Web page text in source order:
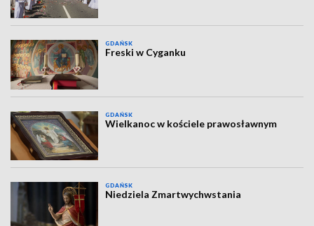
GDAŃSK
Freski w Cyganku
GDAŃSK
Wielkanoc w kościele prawosławnym
GDAŃSK
Niedziela Zmartwychwstania